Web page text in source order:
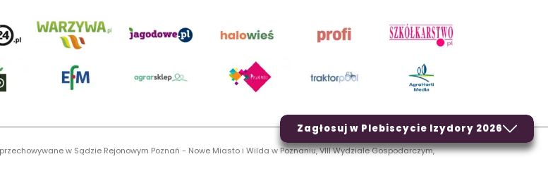
Zagłosuj w Plebiscycie Izydory 2026
w Sądzie Rejonowym Poznań - Nowe Miasto i Wilda w Poznaniu, VIII Wydziale Gospodarczym,